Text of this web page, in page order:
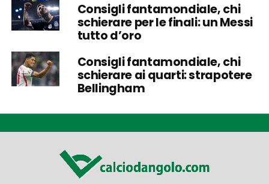
Consigli fantamondiale, chi
schierare per le finali: un Messi
tutto d’oro
Consigli fantamondiale, chi
schierare ai quarti: strapotere
Bellingham